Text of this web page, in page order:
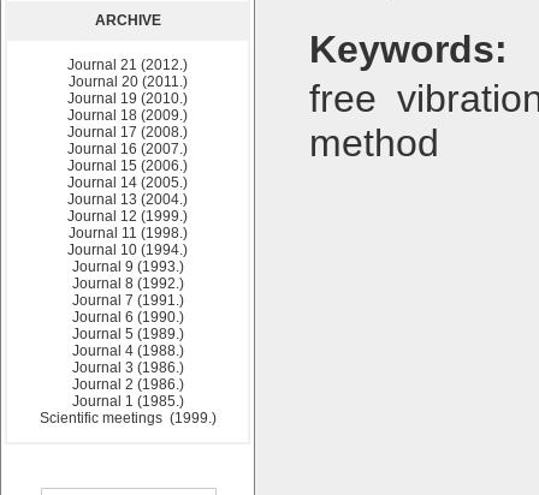
ARCHIVE
Journal 21 (2012.)
Journal 20 (2011.)
Journal 19 (2010.)
Journal 18 (2009.)
Journal 17 (2008.)
Journal 16 (2007.)
Journal 15 (2006.)
Journal 14 (2005.)
Journal 13 (2004.)
Journal 12 (1999.)
Journal 11 (1998.)
Journal 10 (1994.)
Journal 9 (1993.)
Journal 8 (1992.)
Journal 7 (1991.)
Journal 6 (1990.)
Journal 5 (1989.)
Journal 4 (1988.)
Journal 3 (1986.)
Journal 2 (1986.)
Journal 1 (1985.)
Scientific meetings (1999.)
Keywords:
free
method